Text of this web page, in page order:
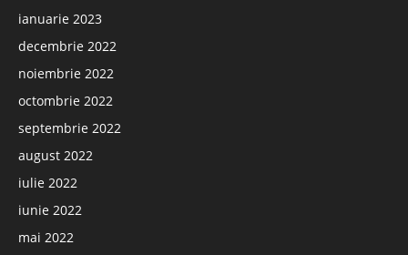
ianuarie 2023
decembrie 2022
noiembrie 2022
octombrie 2022
septembrie 2022
august 2022
iulie 2022
iunie 2022
mai 2022